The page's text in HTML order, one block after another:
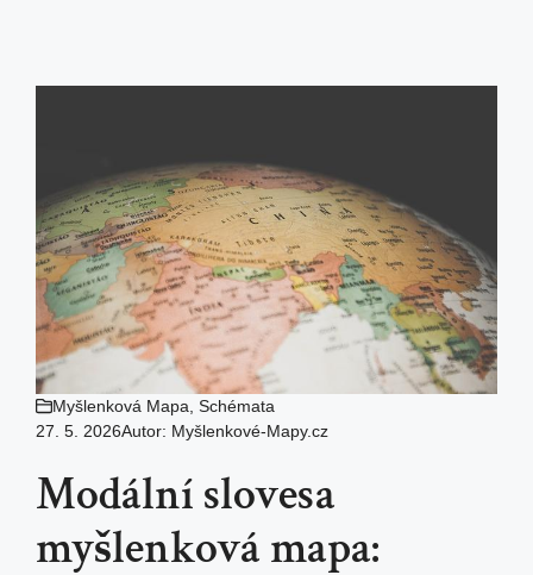
Myšlenková Mapa Schémata
27. 5. 2026Autor: Myšlenkové-Mapy.cz
Modální slovesa
myšlenková mapa: